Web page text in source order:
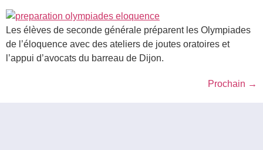
Les élèves de seconde générale préparent les Olympiades
de l’éloquence avec des ateliers de joutes oratoires et
l’appui d’avocats du barreau de Dijon.
Prochain →